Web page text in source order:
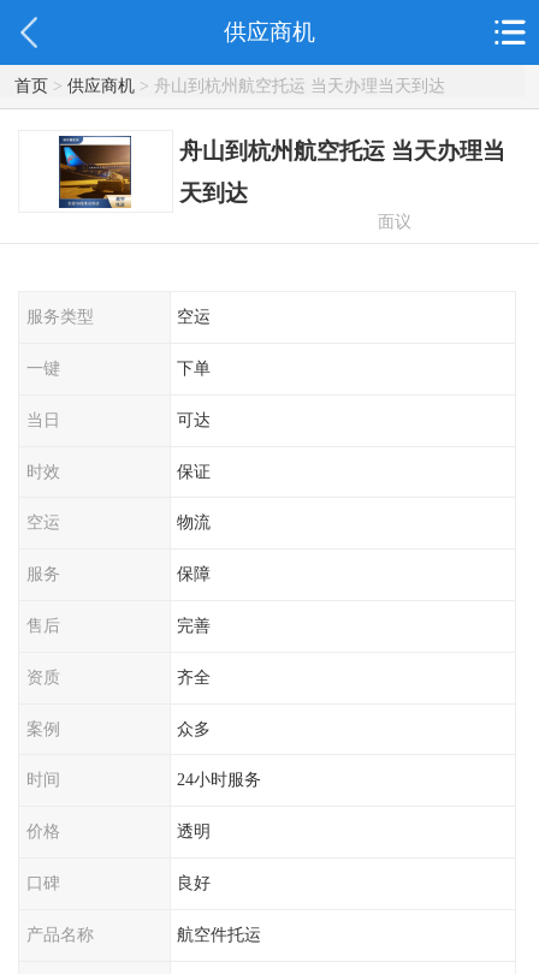
供应商机
首页> 供应商机> 舟山到杭州航空托运 当天办理当天到达
舟山到杭州航空托运 当天办理当
天到达
面议
服务类型 空运
一键 下单
当日 可达
时效 保证
空运 物流
服务 保障
售后 完善
资质 齐全
案例 众多
时间 24小时服务
价格 透明
口碑 良好
产品名称 航空件托运